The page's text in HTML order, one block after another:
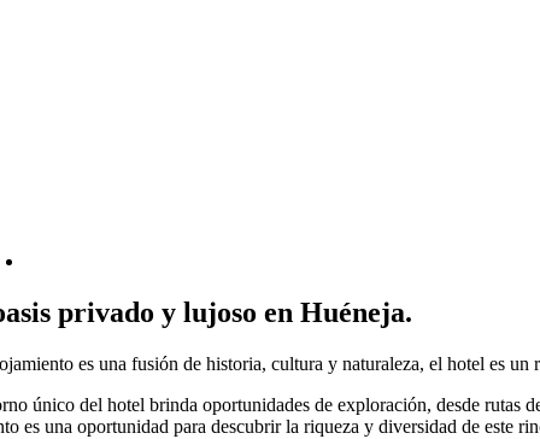
privado y lujoso en Huéneja.
es una fusión de historia, cultura y naturaleza, el hotel es un
único del hotel brinda oportunidades de exploración, desde rutas
es una oportunidad para descubrir la riqueza y diversidad de este